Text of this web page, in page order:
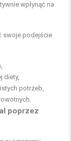
wpłynąć na
swoje podejście
diety,
potrzeb,
poprzez